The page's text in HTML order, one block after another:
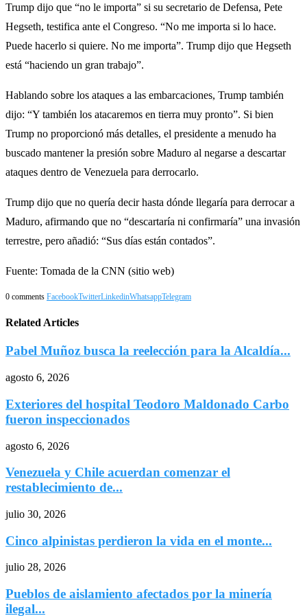
Trump dijo que “no le importa” si su secretario de Defensa, Pete
Hegseth, testifica ante el Congreso. “No me importa si lo hace.
Puede hacerlo si quiere. No me importa”. Trump dijo que Hegseth
está “haciendo un gran trabajo”.
Hablando sobre los ataques a las embarcaciones, Trump también
dijo: “Y también los atacaremos en tierra muy pronto”. Si bien
Trump no proporcionó más detalles, el presidente a menudo ha
buscado mantener la presión sobre Maduro al negarse a descartar
ataques dentro de Venezuela para derrocarlo.
Trump dijo que no quería decir hasta dónde llegaría para derrocar a
Maduro, afirmando que no “descartaría ni confirmaría” una invasión
terrestre, pero añadió: “Sus días están contados”.
Fuente: Tomada de la CNN (sitio web)
0 comments FacebookTwitterLinkedinWhatsappTelegram
Related Articles
Pabel Muñoz busca la reelección para la Alcaldía...
agosto 6, 2026
Exteriores del hospital Teodoro Maldonado Carbo
fueron inspeccionados
agosto 6, 2026
Venezuela y Chile acuerdan comenzar el
restablecimiento de...
julio 30, 2026
Cinco alpinistas perdieron la vida en el monte...
julio 28, 2026
Pueblos de aislamiento afectados por la minería
ilegal...